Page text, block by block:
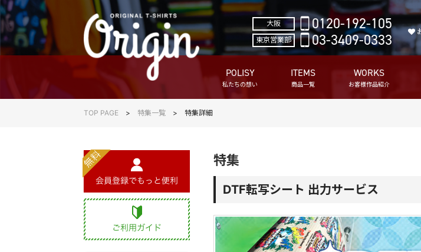
POLISY
私たちの想い
ITEMS
商品一覧
WORKS
お客様作品紹介
大阪 0120-192-105
東京営業部 03-3409-0333
TOP PAGE 特集一覧 特集詳細
特集
DTF転写シート 出力サービス